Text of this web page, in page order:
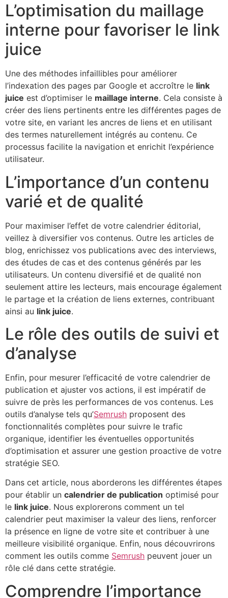
L’optimisation du maillage
interne pour favoriser le link
juice
Une des méthodes infaillibles pour améliorer
l’indexation des pages par Google et accroître le link
juice est d’optimiser le maillage interne. Cela consiste à
créer des liens pertinents entre les différentes pages de
votre site, en variant les ancres de liens et en utilisant
des termes naturellement intégrés au contenu. Ce
processus facilite la navigation et enrichit l’expérience
utilisateur.
L’importance d’un contenu
varié et de qualité
Pour maximiser l’effet de votre calendrier éditorial,
veillez à diversifier vos contenus. Outre les articles de
blog, enrichissez vos publications avec des interviews,
des études de cas et des contenus générés par les
utilisateurs. Un contenu diversifié et de qualité non
seulement attire les lecteurs, mais encourage également
le partage et la création de liens externes, contribuant
ainsi au link juice.
Le rôle des outils de suivi et
d’analyse
Enfin, pour mesurer l’efficacité de votre calendrier de
publication et ajuster vos actions, il est impératif de
suivre de près les performances de vos contenus. Les
outils d’analyse tels qu’Semrush proposent des
fonctionnalités complètes pour suivre le trafic
organique, identifier les éventuelles opportunités
d’optimisation et assurer une gestion proactive de votre
stratégie SEO.
Dans cet article, nous aborderons les différentes étapes
pour établir un calendrier de publication optimisé pour
le link juice. Nous explorerons comment un tel
calendrier peut maximiser la valeur des liens, renforcer
la présence en ligne de votre site et contribuer à une
meilleure visibilité organique. Enfin, nous découvrirons
comment les outils comme Semrush peuvent jouer un
rôle clé dans cette stratégie.
Comprendre l’importance